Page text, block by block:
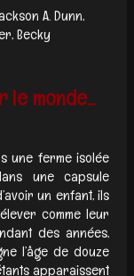
A. Dunn,
Becky
monde...
une ferme isolée
une capsule
un enfant, ils
comme leur
des années,
l’âge de douze
apparaissent